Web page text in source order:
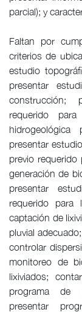
parcial); y
Faltan por
criterios de
estudio
presentar
construcción;
requerido
presentar
previo
generación de
presentar
requerido
captación de
pluvial
controlar
monitoreo de
lixiviados;
programa de
presentar